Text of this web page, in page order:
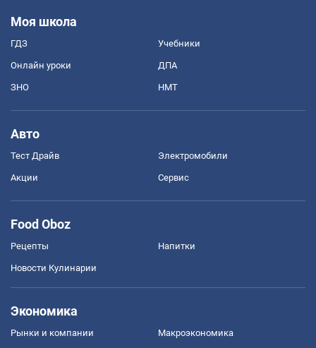
Моя школа
ГДЗ Учебники
Онлайн уроки ДПА
ЗНО НМТ
Авто
Тест Драйв Электромобили
Акции Сервис
Food Oboz
Рецепты Напитки
Новости Кулинарии
Экономика
Рынки и компании Mакроэкономика